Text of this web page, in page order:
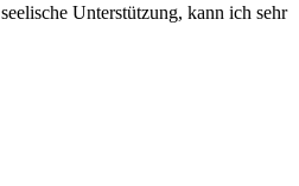
Unterstützung, kann ich sehr